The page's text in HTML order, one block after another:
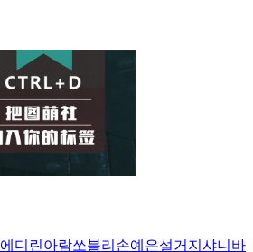
에디린아람쏘블리 손예은설거지 샤니 바